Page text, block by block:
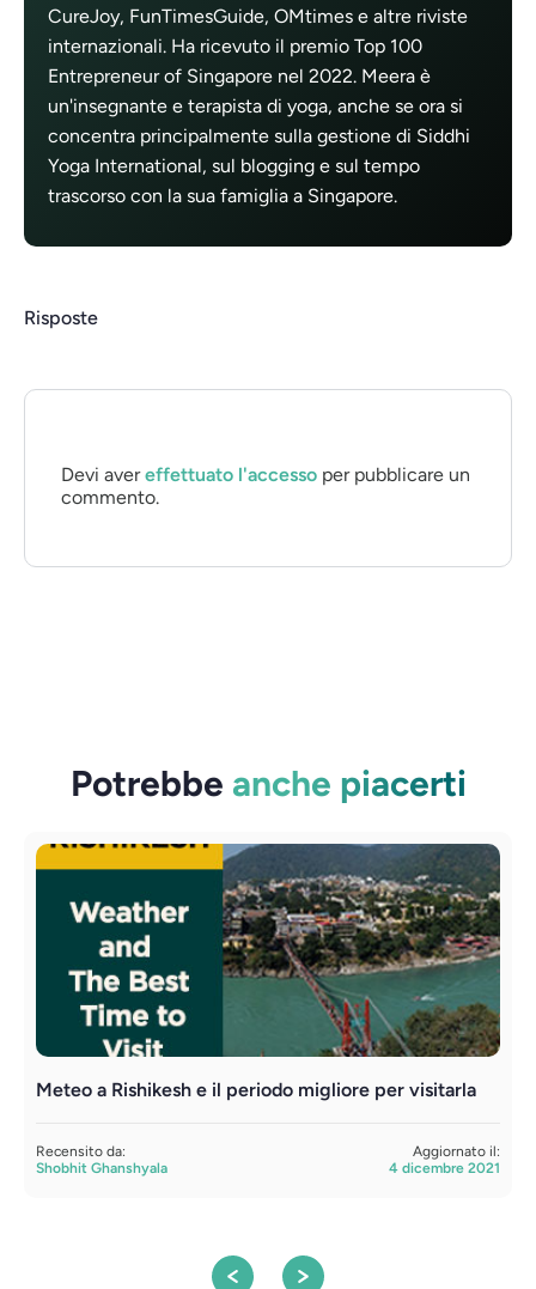
CureJoy, FunTimesGuide, OMtimes e altre riviste
internazionali. Ha ricevuto il premio Top 100
Entrepreneur of Singapore nel 2022. Meera è
un'insegnante e terapista di yoga, anche se ora si
concentra principalmente sulla gestione di Siddhi
Yoga International, sul blogging e sul tempo
trascorso con la sua famiglia a Singapore.
Risposte
Devi avereffettuato l'accesso per pubblicare un
commento.
Potrebbe anche piacerti
Meteo a Rishikesh e il periodo migliore per visitarla
Recensito da:
Shobhit Ghanshyala
Aggiornato il:
4 dicembre 2021